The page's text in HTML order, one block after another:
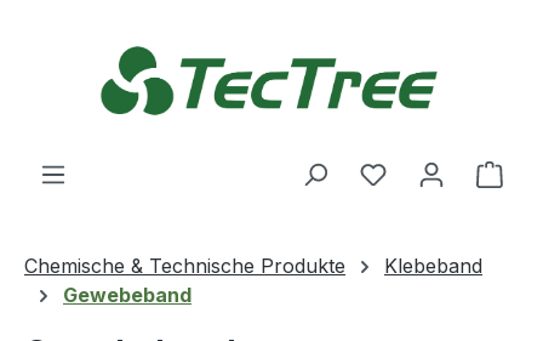
Du hast 0
Chemische & Technische Produkte
Klebeband
Gewebeband